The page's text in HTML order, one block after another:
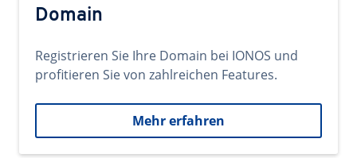
Domain
Registrieren Sie Ihre Domain bei IONOS und
profitieren Sie von zahlreichen Features.
Mehr erfahren